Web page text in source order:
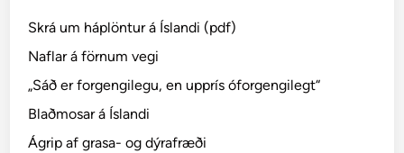
Skrá um háplöntur á Íslandi (pdf)
Naflar á förnum vegi
„Sáð er forgengilegu, en upprís óforgengilegt“
Blaðmosar á Íslandi
Ágrip af grasa- og dýrafræði